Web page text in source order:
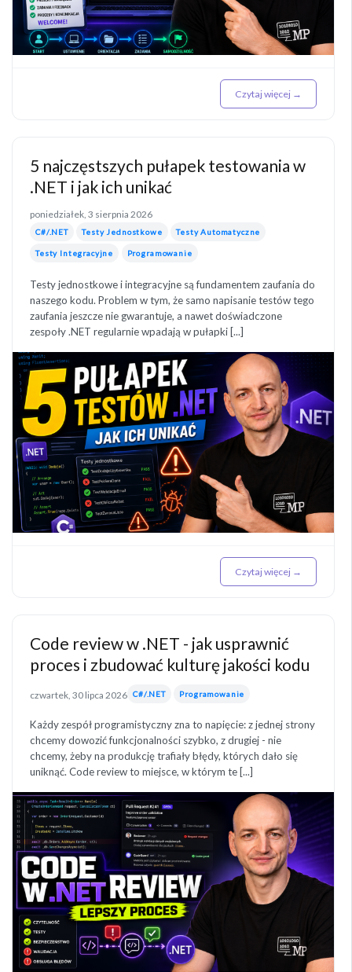
Czytaj więcej →
5 najczęstszych pułapek testowania w
.NET i jak ich unikać
poniedziałek, 3 sierpnia 2026
C#/.NET Testy Jednostkowe Testy Automatyczne
Testy Integracyjne Programowanie
Testy jednostkowe i integracyjne są fundamentem zaufania do
naszego kodu. Problem w tym, że samo napisanie testów tego
zaufania jeszcze nie gwarantuje, a nawet doświadczone
zespoły .NET regularnie wpadają w pułapki [...]
Czytaj więcej →
Code review w .NET - jak usprawnić
proces i zbudować kulturę jakości kodu
czwartek, 30 lipca 2026 C#/.NET Programowanie
Każdy zespół programistyczny zna to napięcie: z jednej strony
chcemy dowozić funkcjonalności szybko, z drugiej - nie
chcemy, żeby na produkcję trafiały błędy, których dało się
uniknąć. Code review to miejsce, w którym te [...]